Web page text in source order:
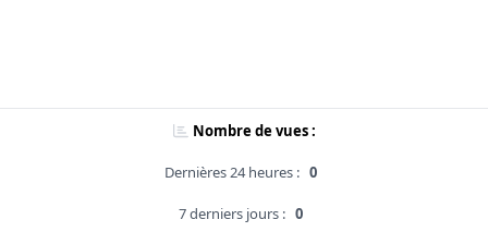
Nombre de vues :
Dernières 24 heures : 0
7 derniers jours : 0